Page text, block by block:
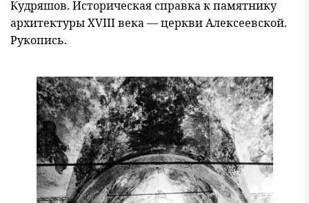
Кудряшов. Историческая справка к памятнику
архитектуры XVIII века — церкви Алексеевской.
Рукопись.